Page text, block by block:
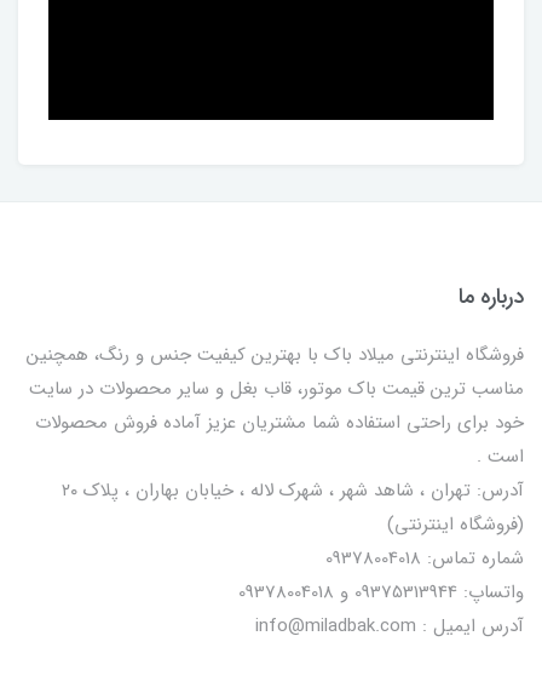
درباره ما
فروشگاه اینترنتی میلاد باک با بهترین کیفیت جنس و رنگ، همچنین
مناسب ترین قیمت باک موتور، قاب بغل و سایر محصولات در سایت
خود برای راحتی استفاده شما مشتریان عزیز آماده فروش محصولات
است .
آدرس: تهران ، شاهد شهر ، شهرک لاله ، خیابان بهاران ، پلاک ۲۰
(فروشگاه اینترنتی)
شماره تماس: 09378004018
واتساپ: 09375313944 و 09378004018
آدرس ایمیل : info@miladbak.com